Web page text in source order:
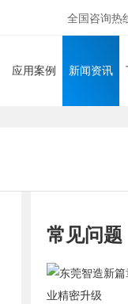
全国咨询热
应用案例 新闻资讯
常见问题